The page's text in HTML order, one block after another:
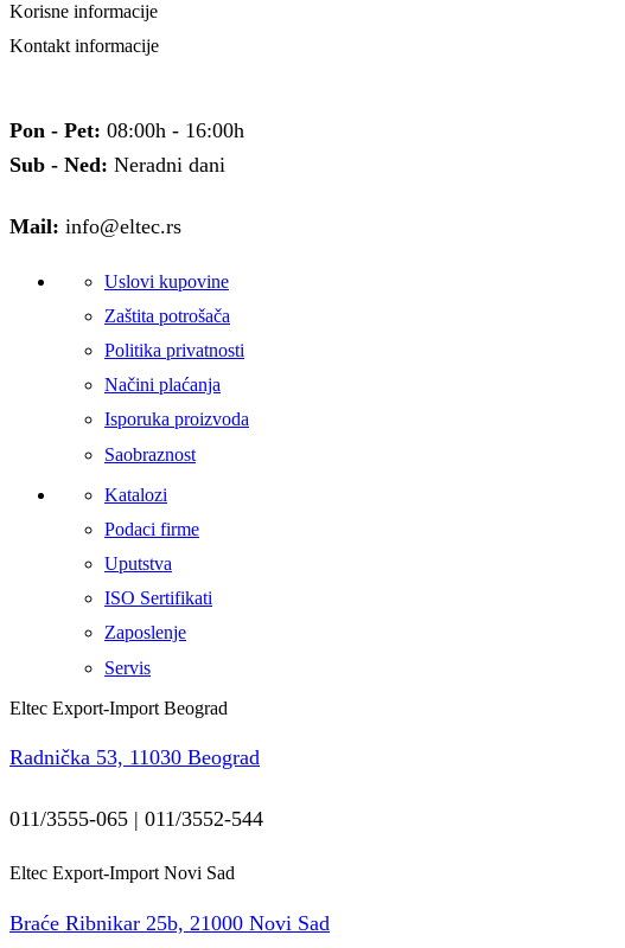
Korisne informacije
Kontakt informacije
Pon - Pet: 08:00h - 16:00h
Sub - Ned: Neradni dani
Mail: info@eltec.rs
Uslovi kupovine
Zaštita potrošača
Politika privatnosti
Načini plaćanja
Isporuka proizvoda
Saobraznost
Katalozi
Podaci firme
Uputstva
ISO Sertifikati
Zaposlenje
Servis
Eltec Export-Import Beograd
Radnička 53, 11030 Beograd
011/3555-065 | 011/3552-544
Eltec Export-Import Novi Sad
Braće Ribnikar 25b, 21000 Novi Sad